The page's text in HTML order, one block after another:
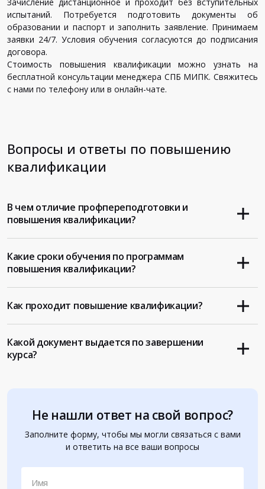
испытаний. Потребуется подготовить документы об
образовании и паспорт и заполнить заявление. Принимаем
заявки 24/7. Условия обучения согласуются до подписания
договора.
Стоимость повышения квалификации можно узнать на
бесплатной консультации менеджера СПБ МИПК. Свяжитесь
с нами по телефону или в онлайн-чате.
Вопросы и ответы по повышению
квалификации
Не нашли ответ на свой вопрос?
Заполните форму, чтобы мы могли связаться с вами
и ответить на все ваши вопросы
Имя
В чем отличие профпереподготовки и
повышения квалификации?
Какие сроки обучения по программам
повышения квалификации?
Как проходит повышение квалификации?
Какой документ выдается по завершении
курса?